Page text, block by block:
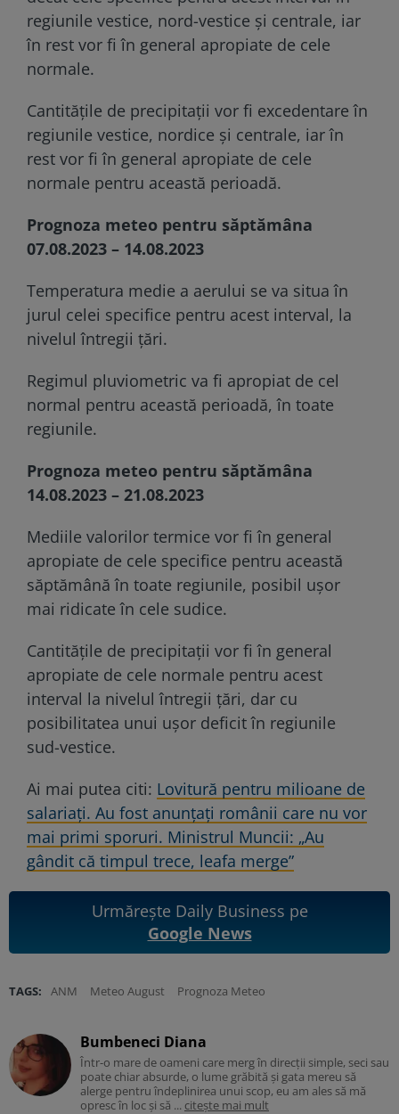
regiunile vestice, nord-vestice și centrale, iar
în rest vor fi în general apropiate de cele
normale.
Cantitățile de precipitații vor fi excedentare în
regiunile vestice, nordice și centrale, iar în
rest vor fi în general apropiate de cele
normale pentru această perioadă.
Prognoza meteo pentru săptămâna
07.08.2023 – 14.08.2023
Temperatura medie a aerului se va situa în
jurul celei specifice pentru acest interval, la
nivelul întregii țări.
Regimul pluviometric va fi apropiat de cel
normal pentru această perioadă, în toate
regiunile.
Prognoza meteo pentru săptămâna
14.08.2023 – 21.08.2023
Mediile valorilor termice vor fi în general
apropiate de cele specifice pentru această
săptămână în toate regiunile, posibil ușor
mai ridicate în cele sudice.
Cantitățile de precipitații vor fi în general
apropiate de cele normale pentru acest
interval la nivelul întregii țări, dar cu
posibilitatea unui ușor deficit în regiunile
sud-vestice.
Ai mai putea citi: Lovitură pentru milioane de
salariați. Au fost anunțați românii care nu vor
mai primi sporuri. Ministrul Muncii: „Au
gândit că timpul trece, leafa merge”
Urmărește Daily Business pe
Google News
TAGS: ANM Meteo August Prognoza Meteo
Bumbeneci Diana
Într-o mare de oameni care merg în direcții simple, seci sau
poate chiar absurde, o lume grăbită și gata mereu să
alerge pentru îndeplinirea unui scop, eu am ales să mă
opresc în loc și să ... citește mai mult